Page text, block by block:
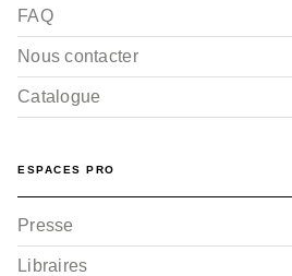
FAQ
Nous contacter
Catalogue
ESPACES PRO
Presse
Libraires